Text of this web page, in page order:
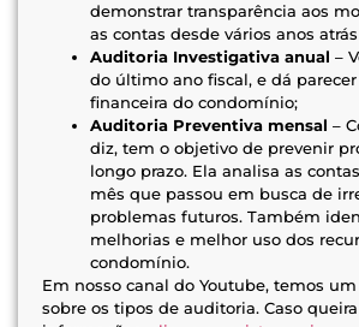
demonstrar transparência aos
as contas desde vários anos
Auditoria Investigativa anual –
do último ano fiscal, e dá
financeira do condomínio;
Auditoria Preventiva mensal –
diz, tem o objetivo de prevenir
longo prazo. Ela analisa as
mês que passou em busca de
problemas futuros. Também
melhorias e melhor uso dos
condomínio.
Em nosso canal do Youtube, temos
sobre os tipos de auditoria. Caso